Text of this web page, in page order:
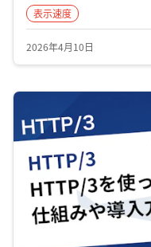
表示速度
2026年4月10日